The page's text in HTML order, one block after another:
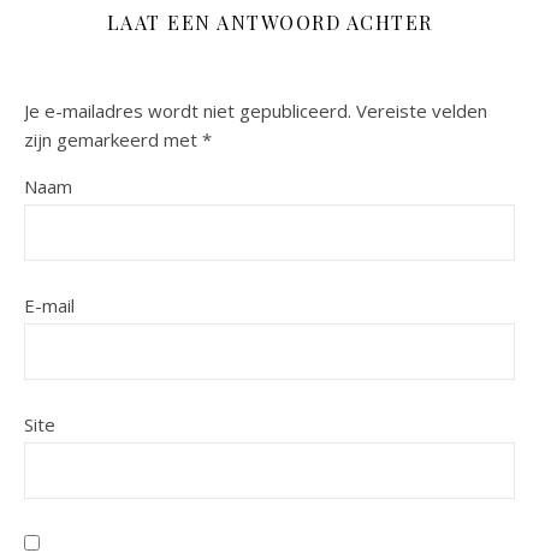
LAAT EEN ANTWOORD ACHTER
Je e-mailadres wordt niet gepubliceerd. Vereiste velden
zijn gemarkeerd met *
Naam
E-mail
Site